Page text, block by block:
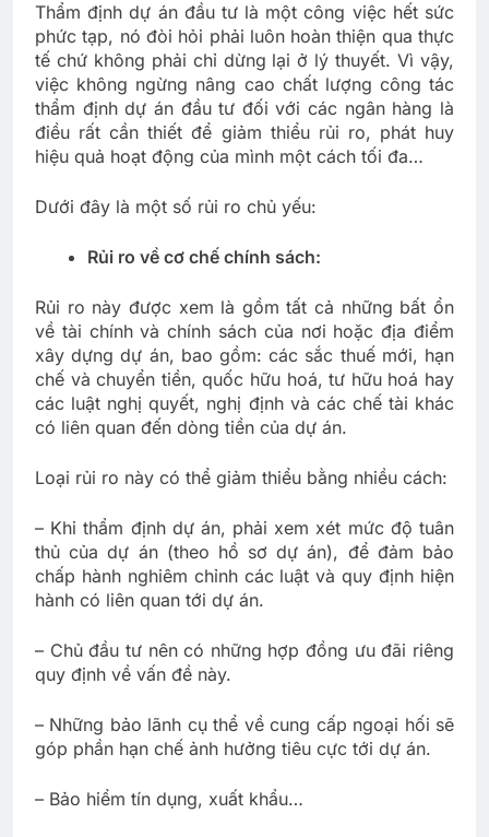
Thẩm định dự án đầu tư là một công việc hết sức
phức tạp, nó đòi hỏi phải luôn hoàn thiện qua thực
tế chứ không phải chỉ dừng lại ở lý thuyết. Vì vậy,
việc không ngừng nâng cao chất lượng công tác
thẩm định dự án đầu tư đối với các ngân hàng là
điều rất cần thiết để giảm thiểu rủi ro, phát huy
hiệu quả hoạt động của mình một cách tối đa…
Dưới đây là một số rủi ro chủ yếu:
Rủi ro về cơ chế chính sách:
Rủi ro này được xem là gồm tất cả những bất ổn
về tài chính và chính sách của nơi hoặc địa điểm
xây dựng dự án, bao gồm: các sắc thuế mới, hạn
chế và chuyển tiền, quốc hữu hoá, tư hữu hoá hay
các luật nghị quyết, nghị định và các chế tài khác
có liên quan đến dòng tiền của dự án.
Loại rủi ro này có thể giảm thiểu bằng nhiều cách:
– Khi thẩm định dự án, phải xem xét mức độ tuân
thủ của dự án (theo hồ sơ dự án), để đảm bảo
chấp hành nghiêm chỉnh các luật và quy định hiện
hành có liên quan tới dự án.
– Chủ đầu tư nên có những hợp đồng ưu đãi riêng
quy định về vấn đề này.
– Những bảo lãnh cụ thể về cung cấp ngoại hối sẽ
góp phần hạn chế ảnh hưởng tiêu cực tới dự án.
– Bảo hiểm tín dụng, xuất khẩu…